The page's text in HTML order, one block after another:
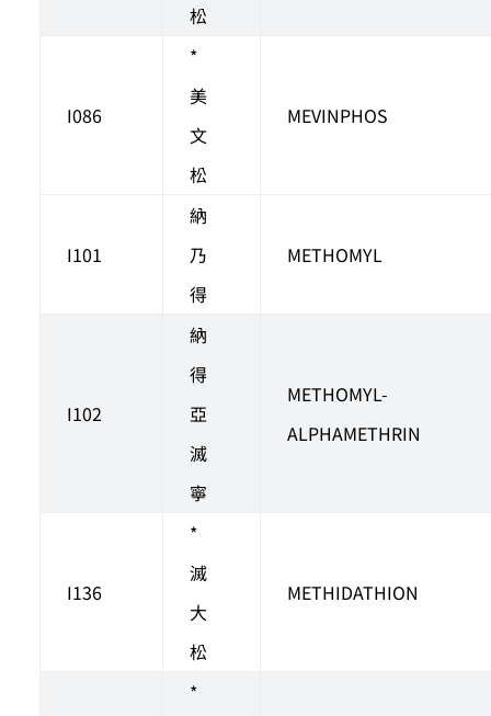
松
I086
*
美
文
松
MEVINPHOS
I101
納
乃
得
METHOMYL
I102
納
得
亞
滅
寧
METHOMYL-
ALPHAMETHRIN
I136
*
滅
大
松
METHIDATHION
*